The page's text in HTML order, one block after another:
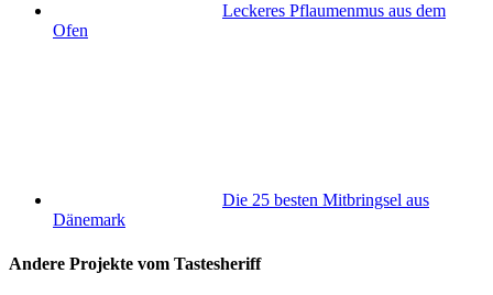
Leckeres Pflaumenmus aus dem
Ofen
Die 25 besten Mitbringsel aus
Dänemark
Andere Projekte vom Tastesheriff